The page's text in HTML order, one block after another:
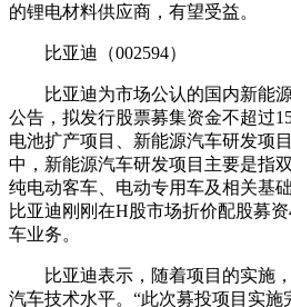
的锂电材料供应商，有望受益。
比亚迪（002594）
比亚迪为市场公认的国内新能源
公告，拟发行股票募集资金不超过
电池扩产项目、新能源汽车研发项
中，新能源汽车研发项目主要是指
纯电动客车、电动专用车及相关基
比亚迪刚刚在H股市场折价配股募
车业务。
比亚迪表示，随着项目的实施，
汽车技术水平。“此次募投项目实施